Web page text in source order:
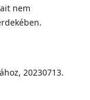
nem
20230713.